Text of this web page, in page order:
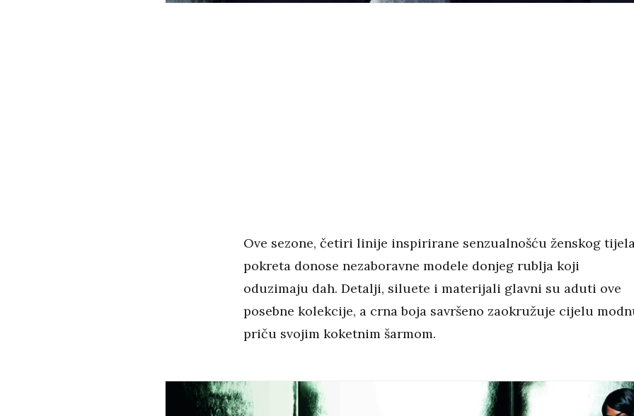
Ove sezone, četiri linije inspirirane senzualnošću ženskog
pokreta donose nezaboravne modele donjeg rublja koji
oduzimaju dah. Detalji, siluete i materijali glavni su aduti ove
posebne kolekcije, a crna boja savršeno zaokružuje cijelu
priču svojim koketnim šarmom.